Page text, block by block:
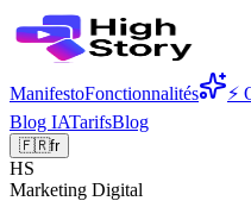
ManifestoFonctionnalités ⚡
Blog IATarifsBlog
🇫🇷fr
HS
Marketing Digital